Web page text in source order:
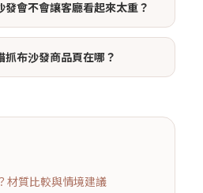
會不會讓客廳看起來太重？
布沙發商品頁在哪？
材質比較與情境建議